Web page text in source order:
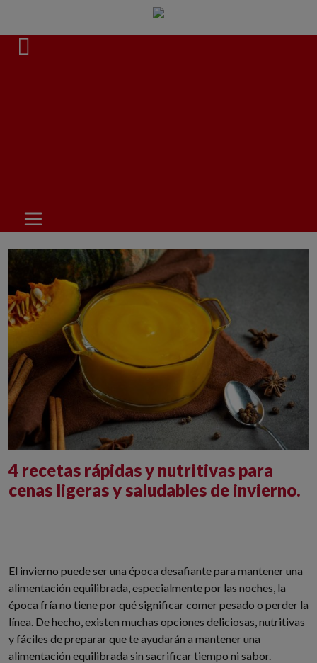
4 recetas rápidas y nutritivas para
cenas ligeras y saludables de invierno.
El invierno puede ser una época desafiante para mantener una
alimentación equilibrada, especialmente por las noches, la
época fría no tiene por qué significar comer pesado o perder la
línea. De hecho, existen muchas opciones deliciosas, nutritivas
y fáciles de preparar que te ayudarán a mantener una
alimentación equilibrada sin sacrificar tiempo ni sabor.